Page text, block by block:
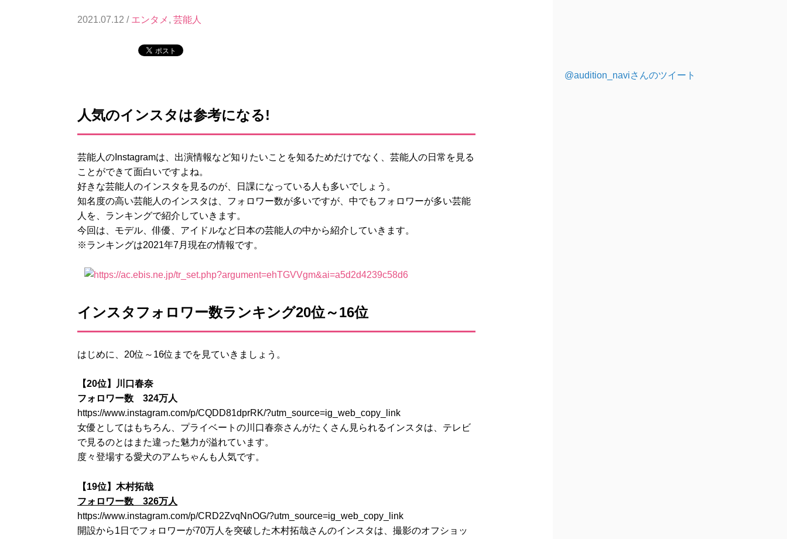
2021.07.12 / エンタメ , 芸能人
人気のインスタは参考になる!
芸能人のInstagramは、出演情報など知りたいことを知るためだけでなく、芸能人の日常を見る
ことができて面白いですよね。
好きな芸能人のインスタを見るのが、日課になっている人も多いでしょう。
知名度の高い芸能人のインスタは、フォロワー数が多いですが、中でもフォロワーが多い芸能
人を、ランキングで紹介していきます。
今回は、モデル、俳優、アイドルなど日本の芸能人の中から紹介していきます。
※ランキングは2021年7月現在の情報です。
インスタフォロワー数ランキング20位～16位
はじめに、20位～16位までを見ていきましょう。
【20位】川口春奈
フォロワー数 324万人
https://www.instagram.com/p/CQDD81dprRK/?utm_source=ig_web_copy_link
女優としてはもちろん、プライベートの川口春奈さんがたくさん見られるインスタは、テレビ
で見るのとはまた違った魅力が溢れています。
度々登場する愛犬のアムちゃんも人気です。
【19位】木村拓哉
フォロワー数 326万人
https://www.instagram.com/p/CRD2ZvqNnOG/?utm_source=ig_web_copy_link
開設から1日でフォロワーが70万人を突破した木村拓哉さんのインスタは、撮影のオフショッ
@audition_naviさんのツイート